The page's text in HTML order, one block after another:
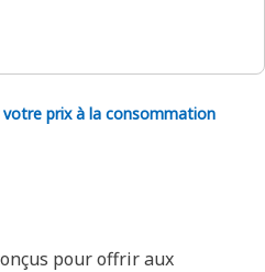
prix à la consommation
pour offrir aux